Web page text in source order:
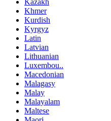
Khmer
Kurdish
Kyrgyz
Latin
Latvian
Lithuanian
Luxembou..
Macedonian
Malagasy
Malay
Malayalam
Maltese